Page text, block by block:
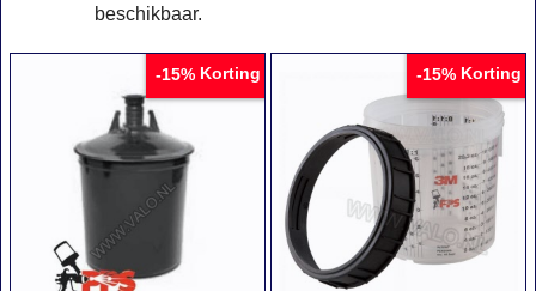
beschikbaar.
-15% Korting -15% Korting